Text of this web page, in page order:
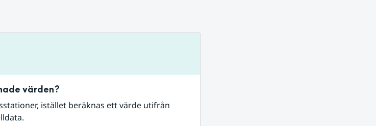
värden?
istället beräknas ett värde utifrån